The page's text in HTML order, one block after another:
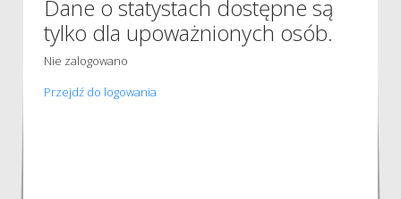
Dane o statystach dostępne są
tylko dla upoważnionych osób.
Nie zalogowano
Przejdź do logowania